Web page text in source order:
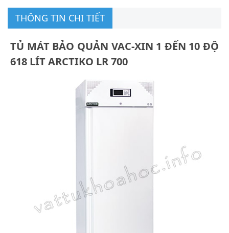
THÔNG TIN CHI TIẾT
TỦ MÁT BẢO QUẢN VAC-XIN 1 ĐẾN 10 ĐỘ
618 LÍT ARCTIKO LR 700